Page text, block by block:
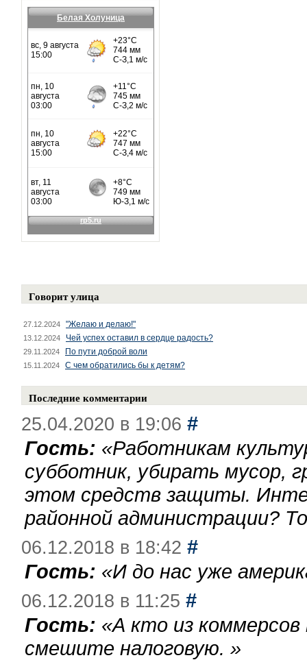
Белая Холуница
Говорит улица
27.12.2024 "Желаю и делаю!"
13.12.2024 Чей успех оставил в сердце радость?
29.11.2024 По пути доброй воли
15.11.2024 С чем обратились бы к детям?
Последние комментарии
25.04.2020 в 19:06 #
Гость: «Работникам
субботник, убирать мусор,
этом средств защиты.
районной администрации?
06.12.2018 в 18:42 #
Гость: «И до нас уже
06.12.2018 в 11:25 #
Гость: «А кто из
смешите налоговую. »